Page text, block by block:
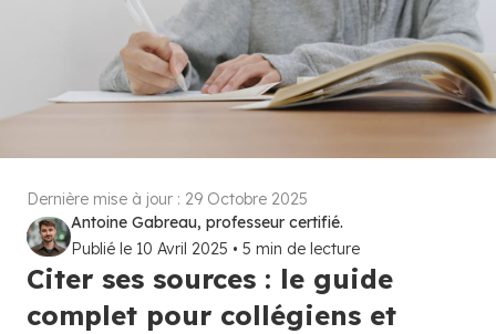
Dernière mise à jour : 29 Octobre 2025
Antoine Gabreau, professeur certifié.
Publié le 10 Avril 2025 • 5 min de lecture
Citer ses sources : le guide
complet pour collégiens et